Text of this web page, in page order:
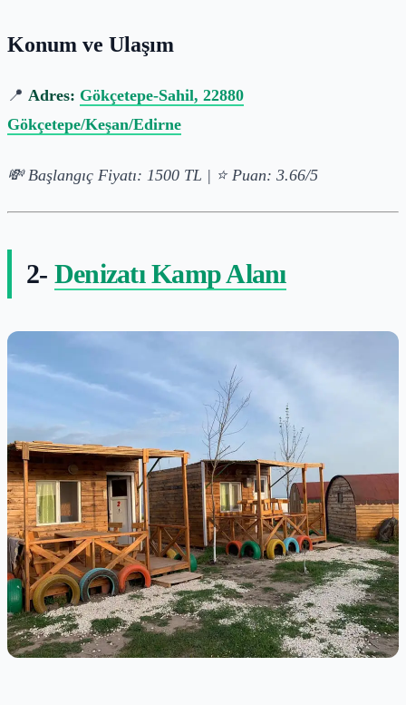
Konum ve Ulaşım
📍 Adres: Gökçetepe-Sahil, 22880
Gökçetepe/Keşan/Edirne
💸 Başlangıç Fiyatı: 1500 TL | ⭐ Puan: 3.66/5
2- Denizatı Kamp Alanı